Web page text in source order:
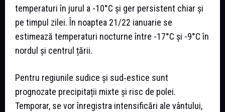
temperaturi în jurul a -10°C și ger persistent chiar și
pe timpul zilei. În noaptea 21/22 ianuarie se
estimează temperaturi nocturne între -17°C și -9°C în
nordul și centrul țării.
Pentru regiunile sudice și sud‑estice sunt
prognozate precipitații mixte și risc de polei.
Temporar, se vor înregistra intensificări ale vântului,